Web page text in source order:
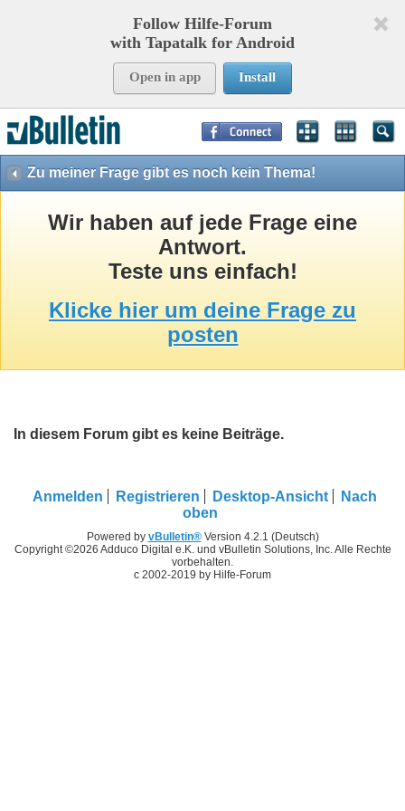
Follow Hilfe-Forum
with Tapatalk for Android
Open in app Install
Zu meiner Frage gibt es noch kein Thema!
Wir haben auf jede Frage eine
Antwort.
Teste uns einfach!
Klicke hier um deine Frage zu
posten
In diesem Forum gibt es keine Beiträge.
Anmelden Registrieren Desktop-Ansicht
Nach
oben
Powered by vBulletin®Version 4.2.1 (Deutsch)
Copyright ©2026 Adduco Digital e.K. und vBulletin Solutions, Inc. Alle Rechte
vorbehalten.
c 2002-2019 by Hilfe-Forum
Page Time:0,08858
Templates:26